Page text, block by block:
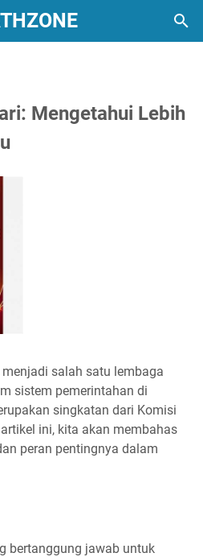
Mengetahui Lebih
salah satu lembaga
sistem pemerintahan di
singkatan dari Komisi
ini, kita akan membahas
peran pentingnya dalam
bertanggung jawab untuk